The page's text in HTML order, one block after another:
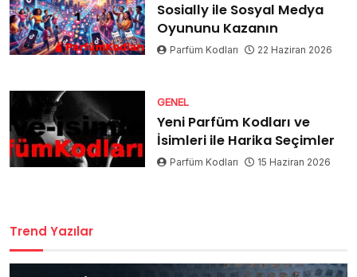
Sosially ile Sosyal Medya
Oyununu Kazanın
Parfüm Kodları 22 Haziran 2026
GENEL
Yeni Parfüm Kodları ve
İsimleri ile Harika Seçimler
Parfüm Kodları 15 Haziran 2026
Trend Yazılar